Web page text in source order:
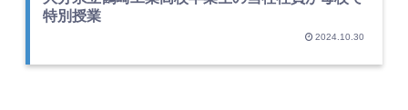
特別授業
2024.10.30